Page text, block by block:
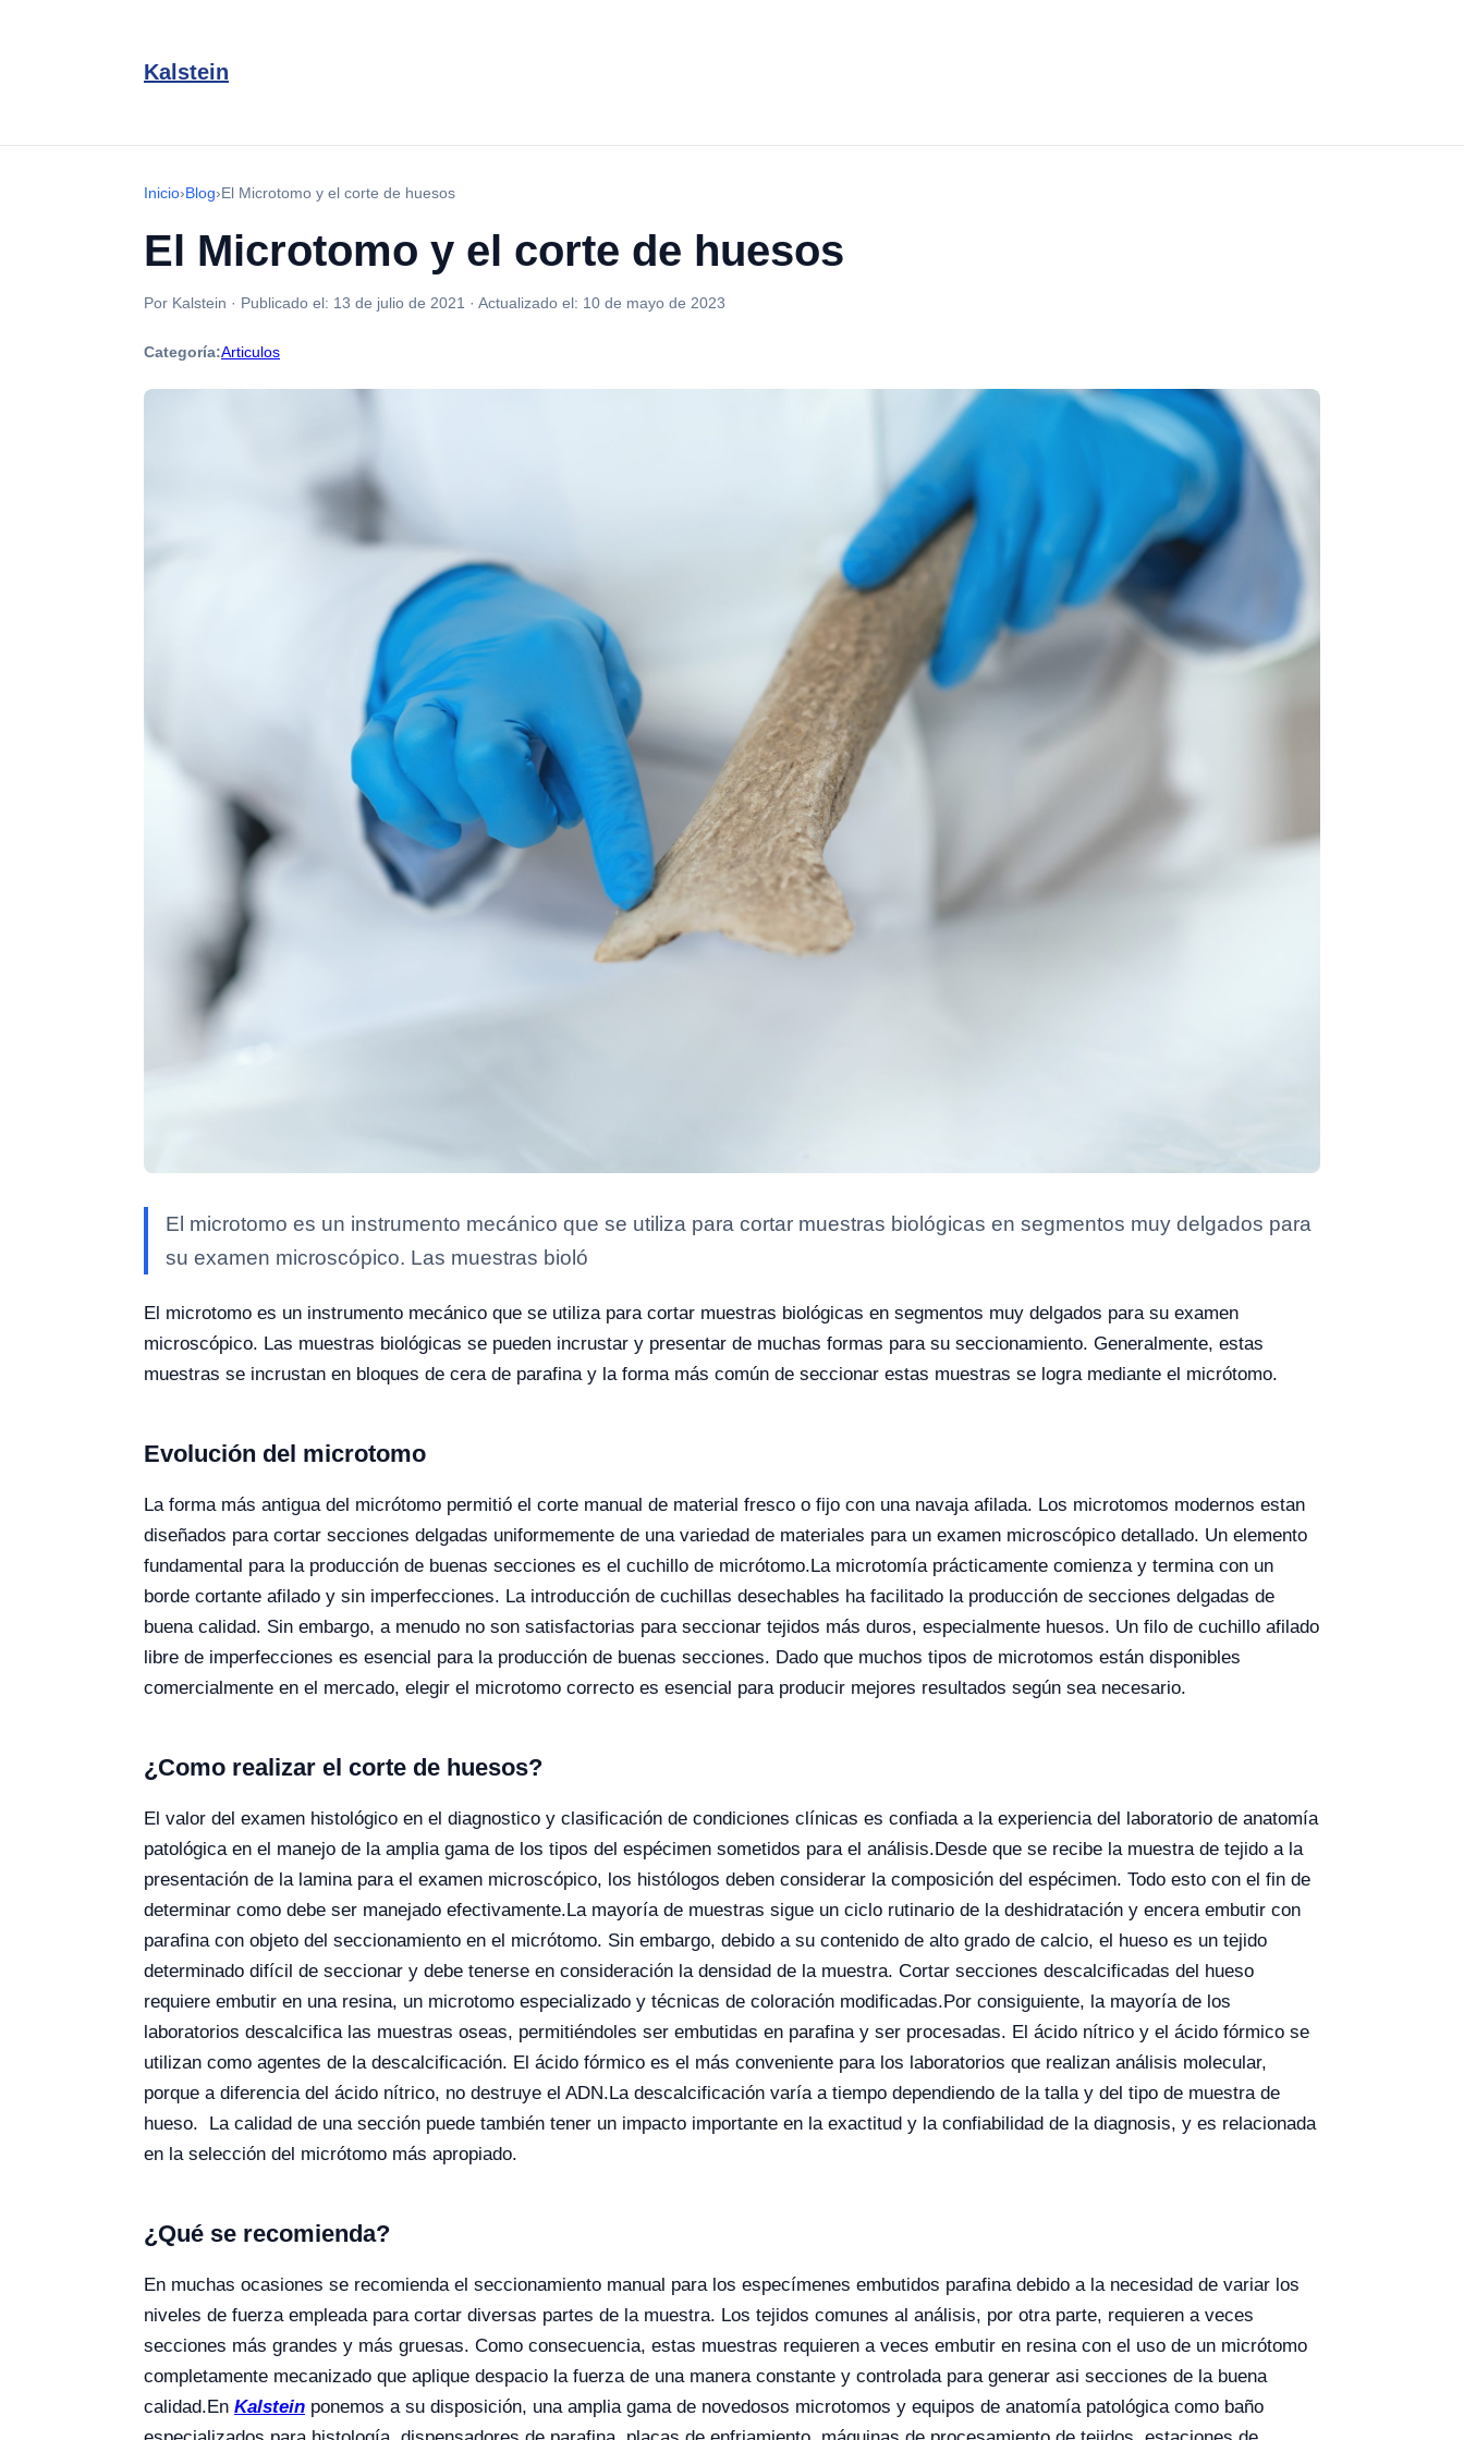
Kalstein
Inicio›Blog›El Microtomo y el corte de huesos
El Microtomo y el corte de huesos
Por Kalstein · Publicado el: 13 de julio de 2021 · Actualizado el: 10 de mayo de 2023
Categoría:Articulos
El microtomo es un instrumento mecánico que se utiliza para cortar muestras biológicas en segmentos muy delgados para
su examen microscópico. Las muestras bioló
El microtomo es un instrumento mecánico que se utiliza para cortar muestras biológicas en segmentos muy delgados para su examen
microscópico. Las muestras biológicas se pueden incrustar y presentar de muchas formas para su seccionamiento. Generalmente, estas
muestras se incrustan en bloques de cera de parafina y la forma más común de seccionar estas muestras se logra mediante el micrótomo.
Evolución del microtomo
La forma más antigua del micrótomo permitió el corte manual de material fresco o fijo con una navaja afilada. Los microtomos modernos estan
diseñados para cortar secciones delgadas uniformemente de una variedad de materiales para un examen microscópico detallado. Un elemento
fundamental para la producción de buenas secciones es el cuchillo de micrótomo.La microtomía prácticamente comienza y termina con un
borde cortante afilado y sin imperfecciones. La introducción de cuchillas desechables ha facilitado la producción de secciones delgadas de
buena calidad. Sin embargo, a menudo no son satisfactorias para seccionar tejidos más duros, especialmente huesos. Un filo de cuchillo afilado
libre de imperfecciones es esencial para la producción de buenas secciones. Dado que muchos tipos de microtomos están disponibles
comercialmente en el mercado, elegir el microtomo correcto es esencial para producir mejores resultados según sea necesario.
¿Como realizar el corte de huesos?
El valor del examen histológico en el diagnostico y clasificación de condiciones clínicas es confiada a la experiencia del laboratorio de anatomía
patológica en el manejo de la amplia gama de los tipos del espécimen sometidos para el análisis.Desde que se recibe la muestra de tejido a la
presentación de la lamina para el examen microscópico, los histólogos deben considerar la composición del espécimen. Todo esto con el fin de
determinar como debe ser manejado efectivamente.La mayoría de muestras sigue un ciclo rutinario de la deshidratación y encera embutir con
parafina con objeto del seccionamiento en el micrótomo. Sin embargo, debido a su contenido de alto grado de calcio, el hueso es un tejido
determinado difícil de seccionar y debe tenerse en consideración la densidad de la muestra. Cortar secciones descalcificadas del hueso
requiere embutir en una resina, un microtomo especializado y técnicas de coloración modificadas.Por consiguiente, la mayoría de los
laboratorios descalcifica las muestras oseas, permitiéndoles ser embutidas en parafina y ser procesadas. El ácido nítrico y el ácido fórmico se
utilizan como agentes de la descalcificación. El ácido fórmico es el más conveniente para los laboratorios que realizan análisis molecular,
porque a diferencia del ácido nítrico, no destruye el ADN.La descalcificación varía a tiempo dependiendo de la talla y del tipo de muestra de
hueso. La calidad de una sección puede también tener un impacto importante en la exactitud y la confiabilidad de la diagnosis, y es relacionada
en la selección del micrótomo más apropiado.
¿Qué se recomienda?
En muchas ocasiones se recomienda el seccionamiento manual para los especímenes embutidos parafina debido a la necesidad de variar los
niveles de fuerza empleada para cortar diversas partes de la muestra. Los tejidos comunes al análisis, por otra parte, requieren a veces
secciones más grandes y más gruesas. Como consecuencia, estas muestras requieren a veces embutir en resina con el uso de un micrótomo
completamente mecanizado que aplique despacio la fuerza de una manera constante y controlada para generar asi secciones de la buena
calidad.En Kalstein ponemos a su disposición, una amplia gama de novedosos microtomos y equipos de anatomía patológica como baño